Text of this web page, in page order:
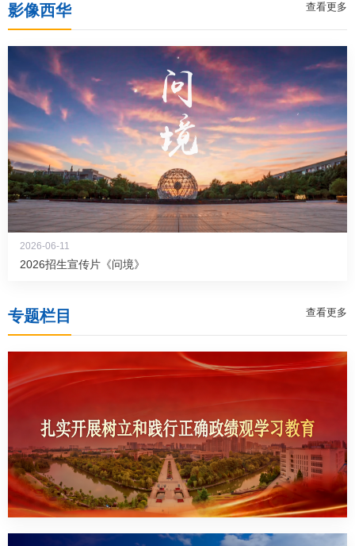
影像西华 查看更多
2026-06-11
2026招生宣传片《问境》
专题栏目 查看更多